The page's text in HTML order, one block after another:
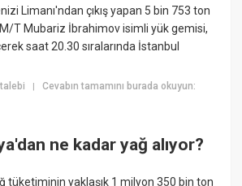
Limanı'ndan çıkış yapan 5 bin 753 ton
T Mubariz İbrahimov isimli yük gemisi,
saat 20.30 sıralarında İstanbul
|Cevabın tamamını burada okuyun:
ne kadar yağ alıyor?
tüketiminin yaklaşık 1 milyon 350 bin ton